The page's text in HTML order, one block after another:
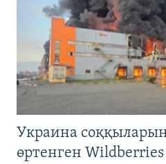
Украина
өртенген Wildberries